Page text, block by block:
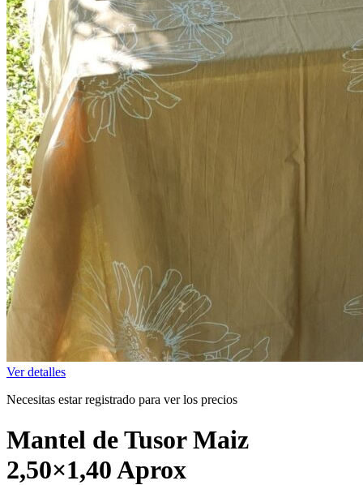
Ver detalles
Necesitas estar registrado para ver los precios
Mantel de Tusor Maiz
2,50×1,40 Aprox